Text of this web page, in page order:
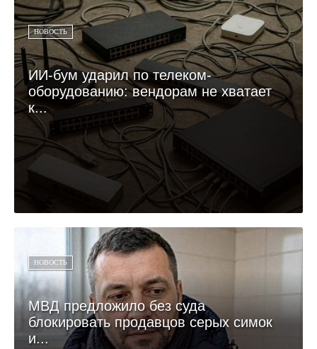
НОВОСТЬ
ИИ-бум ударил по телеком-
оборудованию: вендорам не хватает
к...
НОВОСТЬ
МВД предложило без суда
блокировать продавцов серых симок
и...